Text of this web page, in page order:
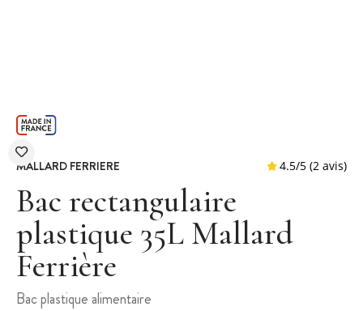
MALLARD FERRIERE
Bac rectangulaire
plastique 35L Mallard
Ferrière
Bac plastique alimentaire